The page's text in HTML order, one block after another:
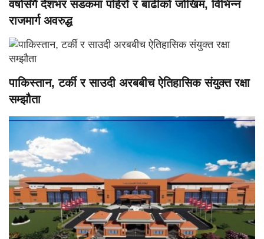
वर्षासँगै देशभर सडकमा पहिरो र बाढीको जोखिम, विभिन्न
राजमार्ग अवरुद्ध
पाकिस्तान, टर्की र साउदी अरबबीच ऐतिहासिक संयुक्त रक्षा
सम्झौता